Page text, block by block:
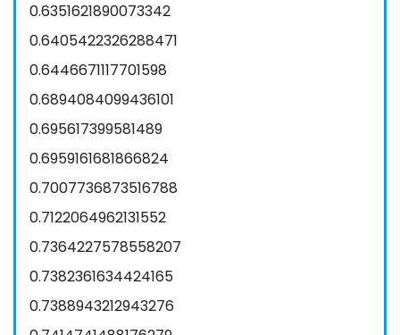
0.6351621890073342
0.6405422326288471
0.6446671117701598
0.6894084099436101
0.695617399581489
0.6959161681866824
0.7007736873516788
0.7122064962131552
0.7364227578558207
0.7382361634424165
0.7388943212943276